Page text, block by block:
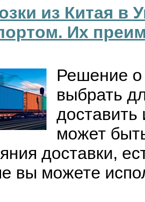
из Китая в
Их
Решение о
выбрать
доставить
может
доставки,
вы можете